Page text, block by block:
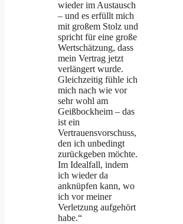
wieder im Austausch
– und es erfüllt mich
mit großem Stolz und
spricht für eine große
Wertschätzung, dass
mein Vertrag jetzt
verlängert wurde.
Gleichzeitig fühle ich
mich nach wie vor
sehr wohl am
Geißbockheim – das
ist ein
Vertrauensvorschuss,
den ich unbedingt
zurückgeben möchte.
Im Idealfall, indem
ich wieder da
anknüpfen kann, wo
ich vor meiner
Verletzung aufgehört
habe.“